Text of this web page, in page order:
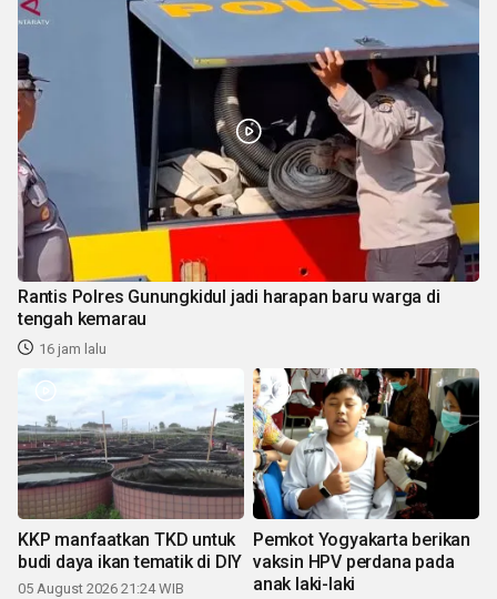
Rantis Polres Gunungkidul jadi harapan baru warga di
tengah kemarau
16 jam lalu
KKP manfaatkan TKD untuk
budi daya ikan tematik di DIY
05 August 2026 21:24 WIB
Pemkot Yogyakarta berikan
vaksin HPV perdana pada
anak laki-laki